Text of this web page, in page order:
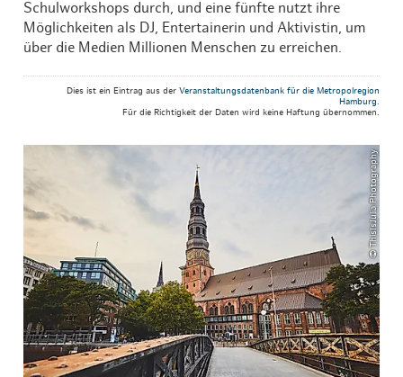
Schulworkshops durch, und eine fünfte nutzt ihre
Möglichkeiten als DJ, Entertainerin und Aktivistin, um
über die Medien Millionen Menschen zu erreichen.
Dies ist ein Eintrag aus der Veranstaltungsdatenbank für die Metropolregion
Hamburg.
Für die Richtigkeit der Daten wird keine Haftung übernommen.
© ThisIsJulia Photography